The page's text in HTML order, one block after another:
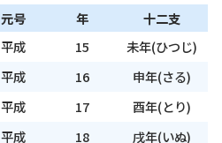
元号 年 十二支
平成 15 未年(ひつじ)
平成 16 申年(さる)
平成 17 酉年(とり)
平成 18 戌年(いぬ)